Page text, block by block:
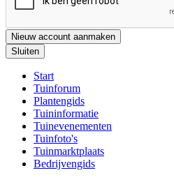
Nieuw account aanmaken
Sluiten
Start
Tuinforum
Plantengids
Tuininformatie
Tuinevenementen
Tuinfoto's
Tuinmarktplaats
Bedrijvengids